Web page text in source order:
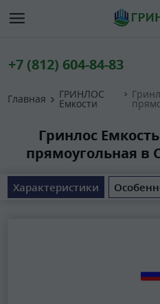
+7 (812) 604-84-83
Главная ГРИНЛОС
Емкости
Гринлос
прямоугольная в
Характеристики